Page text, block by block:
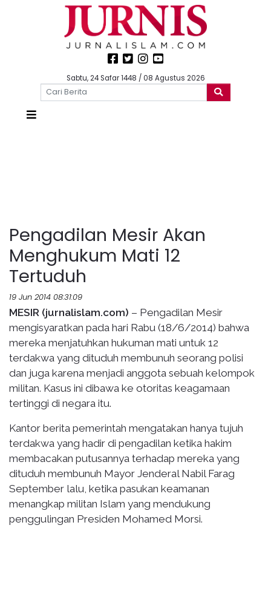
Sabtu, 24 Safar 1448 / 08 Agustus 2026
Pengadilan Mesir Akan
Menghukum Mati 12
Tertuduh
19 Jun 2014 08:31:09
MESIR (jurnalislam.com) – Pengadilan Mesir
mengisyaratkan pada hari Rabu (18/6/2014) bahwa
mereka menjatuhkan hukuman mati untuk 12
terdakwa yang dituduh membunuh seorang polisi
dan juga karena menjadi anggota sebuah kelompok
militan. Kasus ini dibawa ke otoritas keagamaan
tertinggi di negara itu.
Kantor berita pemerintah mengatakan hanya tujuh
terdakwa yang hadir di pengadilan ketika hakim
membacakan putusannya terhadap mereka yang
dituduh membunuh Mayor Jenderal Nabil Farag
September lalu, ketika pasukan keamanan
menangkap militan Islam yang mendukung
penggulingan Presiden Mohamed Morsi.